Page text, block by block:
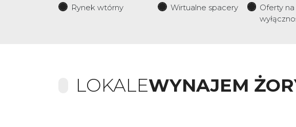
Rynek wtórny Wirtualne spacery
Oferty na
LOKALEWYNAJEM